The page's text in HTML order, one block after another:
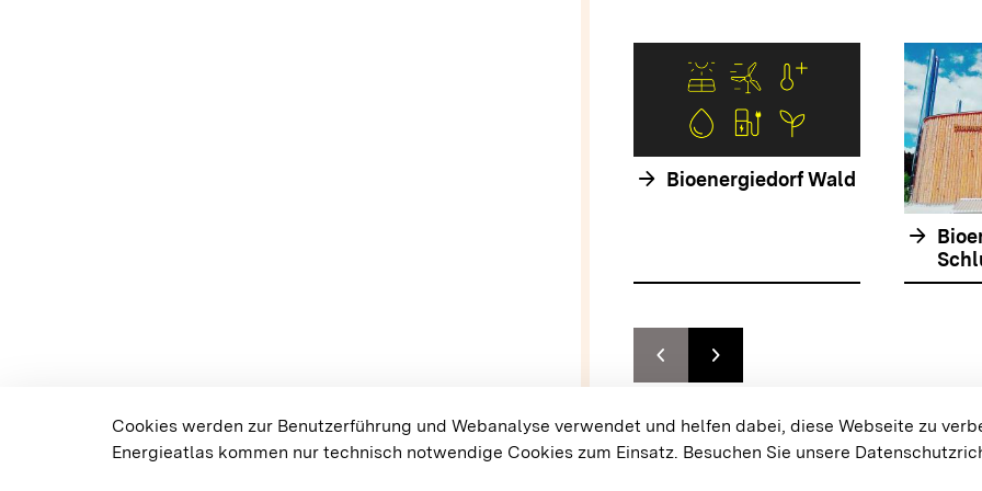
arrow_forward Bioenergiedorf Wald
arrow_forward
chevron_leftZur vorhergehenden Folie springen
chevron_right
Zur nächsten Folie springen
{{#displayPraxisbeispielMap}} {{{body}}} {{/
Cookie-EinstellungenBarrierefreiheit
Cookies werden zur Benutzerführung und Webanalyse verwendet und helfen dabei, diese Webseite zu
Energieatlas kommen nur technisch notwendige Cookies zum Einsatz. Besuchen Sie unsere